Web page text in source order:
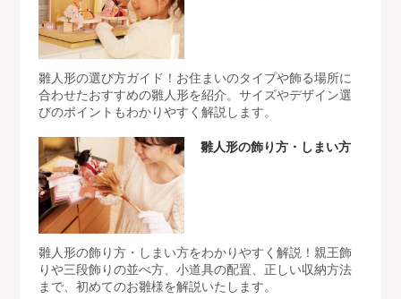
雛人形の選び方ガイド！お住まいのタイプや飾る場所に
合わせたおすすめの雛人形を紹介。サイズやデザイン選
びのポイントもわかりやすく解説します。
雛人形の飾り方・しまい方
雛人形の飾り方・しまい方をわかりやすく解説！親王飾
りや三段飾りの並べ方、小道具の配置、正しい収納方法
まで、初めてのお雛様を解説いたします。